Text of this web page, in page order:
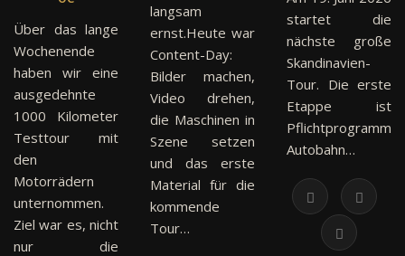
Über das lange
Wochenende
haben wir eine
ausgedehnte
1000 Kilometer
Testtour mit
den
Motorrädern
unternommen.
Ziel war es, nicht
nur die
langsam
ernst.Heute war
Content-Day:
Bilder machen,
Video drehen,
die Maschinen in
Szene setzen
und das erste
Material für die
kommende
Tour…
startet die
nächste große
Skandinavien-
Tour. Die erste
Etappe ist
Pflichtprogramm:
Autobahn…